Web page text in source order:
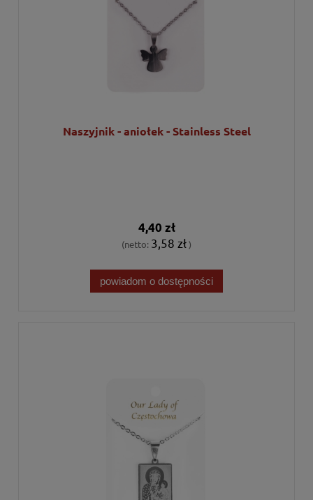
Naszyjnik - aniołek - Stainless Steel
4,40 zł
(netto: 3,58 zł)
powiadom o dostępności